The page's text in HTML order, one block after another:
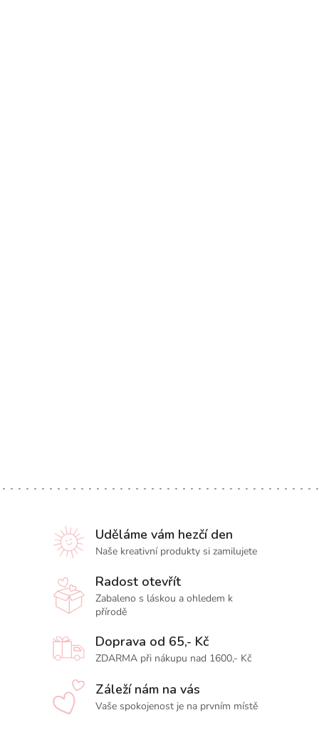
Uděláme vám hezčí den
Naše kreativní produkty si zamilujete
Radost otevřít
Zabaleno s láskou a ohledem k
přírodě
Doprava od 65,- Kč
ZDARMA při nákupu nad 1600,- Kč
Záleží nám na vás
Vaše spokojenost je na prvním místě